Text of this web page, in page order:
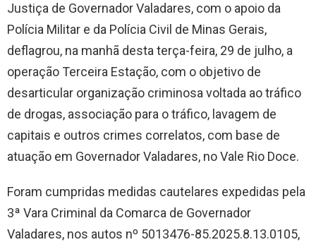
Justiça de Governador Valadares, com o apoio da
Polícia Militar e da Polícia Civil de Minas Gerais,
deflagrou, na manhã desta terça-feira, 29 de julho, a
operação Terceira Estação, com o objetivo de
desarticular organização criminosa voltada ao tráfico
de drogas, associação para o tráfico, lavagem de
capitais e outros crimes correlatos, com base de
atuação em Governador Valadares, no Vale Rio Doce.
Foram cumpridas medidas cautelares expedidas pela
3ª Vara Criminal da Comarca de Governador
Valadares, nos autos nº 5013476-85.2025.8.13.0105,